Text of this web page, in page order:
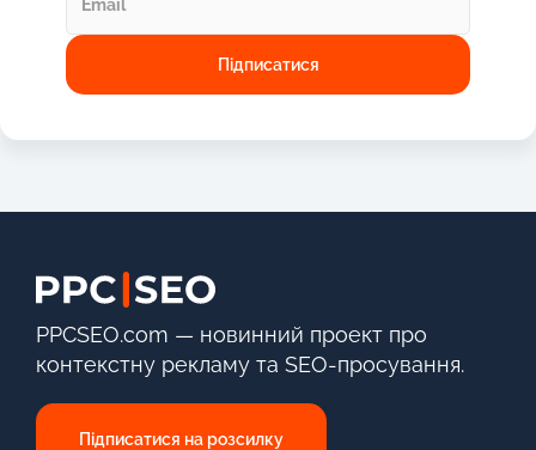
PPCSEO.com — новинний проект про
контекстну рекламу та SEO-просування.
Підписатися на розсилку